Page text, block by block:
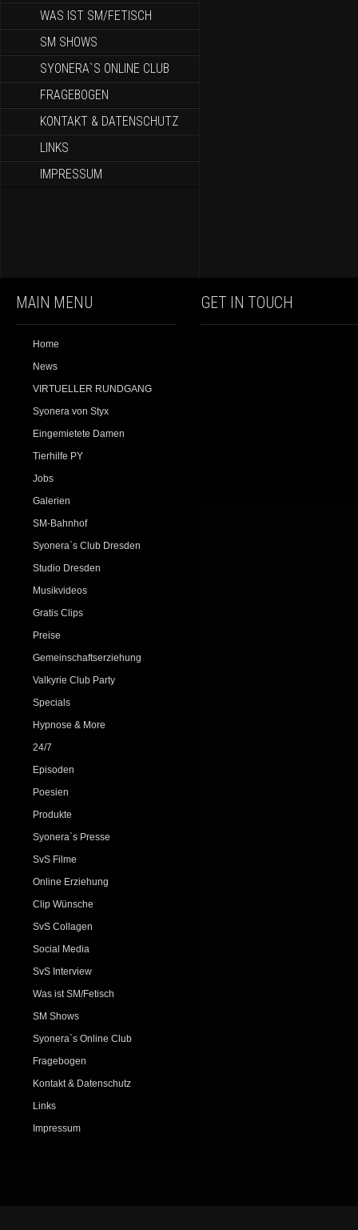
WAS IST SM/FETISCH
SM SHOWS
SYONERA`S ONLINE CLUB
FRAGEBOGEN
KONTAKT & DATENSCHUTZ
LINKS
IMPRESSUM
MAIN MENU
Home
News
VIRTUELLER RUNDGANG
Syonera von Styx
Eingemietete Damen
Tierhilfe PY
Jobs
Galerien
SM-Bahnhof
Syonera`s Club Dresden
Studio Dresden
Musikvideos
Gratis Clips
Preise
Gemeinschaftserziehung
Valkyrie Club Party
Specials
Hypnose & More
24/7
Episoden
Poesien
Produkte
Syonera`s Presse
SvS Filme
Online Erziehung
Clip Wünsche
SvS Collagen
Social Media
SvS Interview
Was ist SM/Fetisch
SM Shows
Syonera`s Online Club
Fragebogen
Kontakt & Datenschutz
Links
Impressum
GET IN TOUCH